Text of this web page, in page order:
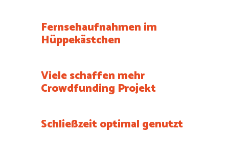
Fernsehaufnahmen im
Hüppekästchen
Viele schaffen mehr
Crowdfunding Projekt
Schließzeit optimal genutzt